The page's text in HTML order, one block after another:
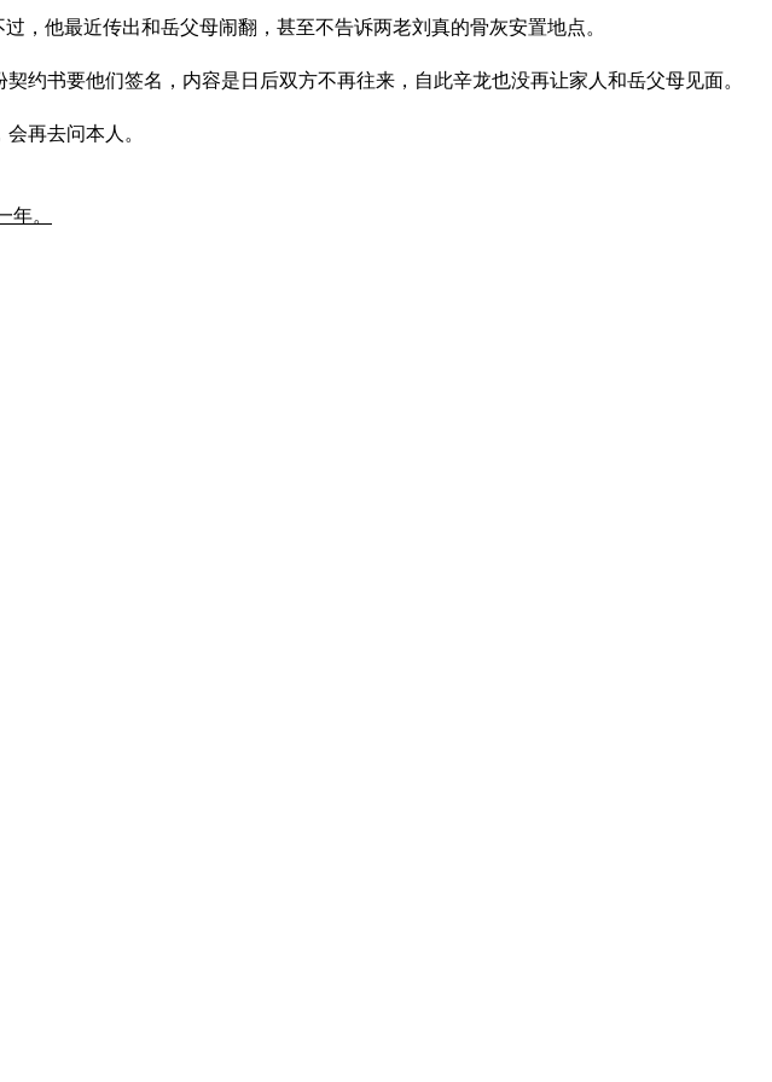
过，他最近传出和岳父母闹翻，甚至不告诉两老刘真的骨灰安置地点。
约书要他们签名，内容是日后双方不再往来，自此辛龙也没再让家人和岳父母见面。
再去问本人。
年。